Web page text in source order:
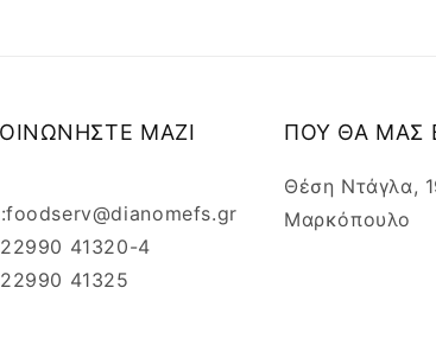
ΜΑΖΙ
41320-4
41325
ΠΟΥ ΘΑ ΜΑΣ
Θέση Ντάγλα,
Μαρκόπουλο